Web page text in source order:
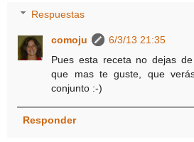
Respuestas
comoju
6/3/13 21:35
Pues esta receta no dejas
que mas te guste, que
conjunto :-)
Responder